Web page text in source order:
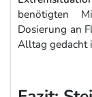
benötigten
Dosierung an
Alltag gedacht